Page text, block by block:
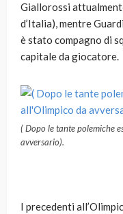
Giallorossi
d’Italia), mentre
è stato compagno di
capitale da giocatore.
( Dopo le tante polemiche
avversario).
I precedenti